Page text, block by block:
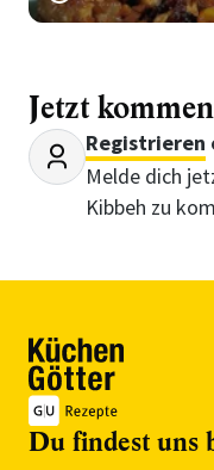
Jetzt
Registrieren
Melde dich
Kibbeh zu
Du findest uns